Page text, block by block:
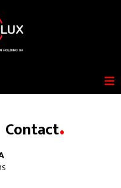
≡
Contact.